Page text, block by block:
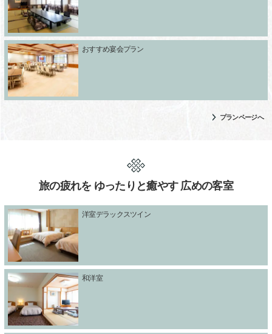
おすすめ宴会プラン
プランページへ
旅の疲れを ゆったりと癒やす 広めの客室
洋室デラックスツイン
和洋室